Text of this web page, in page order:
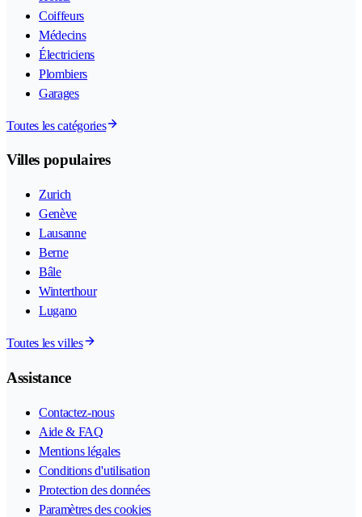
Coiffeurs
Médecins
Électriciens
Plombiers
Garages
Toutes les catégories
Villes populaires
Zurich
Genève
Lausanne
Berne
Bâle
Winterthour
Lugano
Toutes les villes
Assistance
Contactez-nous
Aide & FAQ
Mentions légales
Conditions d'utilisation
Protection des données
Paramètres des cookies